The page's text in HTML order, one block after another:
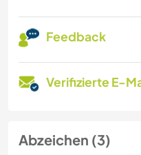
Feedback
Verifizierte E-
Abzeichen (3)